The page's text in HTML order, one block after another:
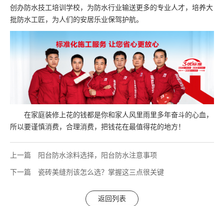
创办防水技工培训学校，为防水行业输送更多的专业人才，培养大
批防水工匠，为人们的安居乐业保驾护航。
在家庭装修上花的钱都是你和家人风里雨里多年奋斗的心血，
所以要谨慎消费，合理消费，把钱花在最值得花的地方！
上一篇 阳台防水涂料选择，阳台防水注意事项
下一篇 瓷砖美缝剂该怎么选？掌握这三点很关键
返回列表